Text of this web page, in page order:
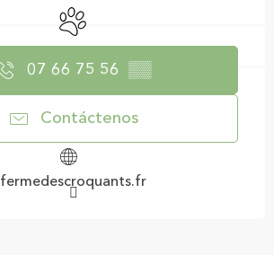
Se aceptan animales
07 66 75 56 ▒▒
Contáctenos
fermedescroquants.fr